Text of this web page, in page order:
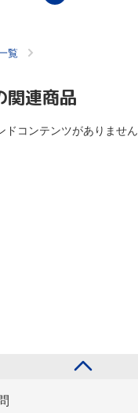
覧
関連商品
ドコンテンツがありません